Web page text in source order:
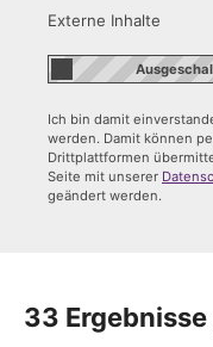
Externe Inhalte
Ich bin damit
werden. Damit können
Drittplattformen
Seite mit unserer
geändert werden.
33